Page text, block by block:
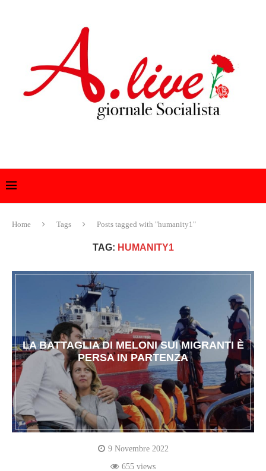
Home Tags Posts tagged with "humanity1"
TAG: HUMANITY1
LA BATTAGLIA DI MELONI SUI MIGRANTI È
PERSA IN PARTENZA
9 Novembre 2022
655 views